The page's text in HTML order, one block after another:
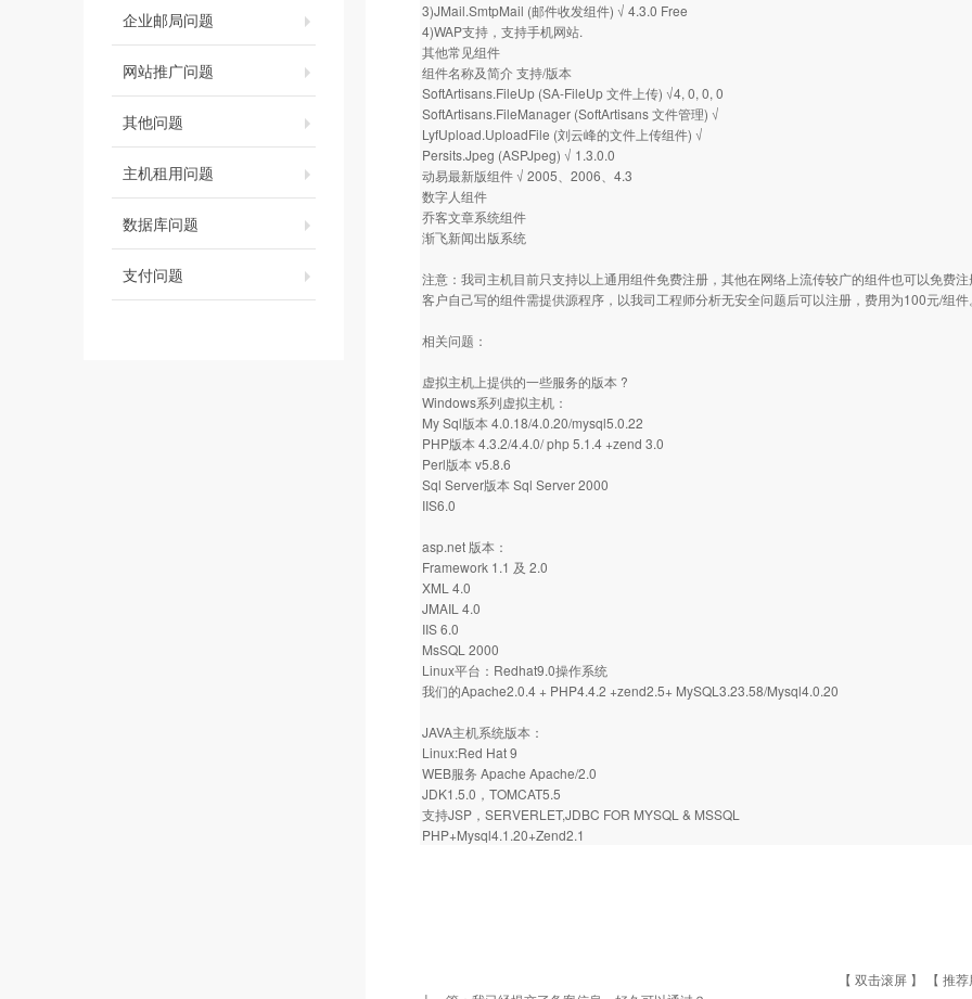
企业邮局问题
网站推广问题
其他问题
主机租用问题
数据库问题
支付问题
3)JMail.SmtpMail (邮件收发组件) √ 4.3.0 Free
4)WAP支持，支持手机网站.
其他常见组件
组件名称及简介 支持/版本
SoftArtisans.FileUp (SA-FileUp 文件上传) √4, 0, 0, 0
SoftArtisans.FileManager (SoftArtisans 文件管理) √
LyfUpload.UploadFile (刘云峰的文件上传组件) √
Persits.Jpeg (ASPJpeg) √ 1.3.0.0
动易最新版组件 √ 2005、2006、4.3
数字人组件
乔客文章系统组件
渐飞新闻出版系统
注意：我司主机目前只支持以上通用组件免费注册，其他在网络上流传较广的组件也可以免费注
客户自己写的组件需提供源程序，以我司工程师分析无安全问题后可以注册，费用为100元/组件
相关问题：
虚拟主机上提供的一些服务的版本 ?
Windows系列虚拟主机：
My Sql版本 4.0.18/4.0.20/mysql5.0.22
PHP版本 4.3.2/4.4.0/ php 5.1.4 +zend 3.0
Perl版本 v5.8.6
Sql Server版本 Sql Server 2000
IIS6.0
asp.net 版本：
Framework 1.1 及 2.0
XML 4.0
JMAIL 4.0
IIS 6.0
MsSQL 2000
Linux平台：Redhat9.0操作系统
我们的Apache2.0.4 + PHP4.4.2 +zend2.5+ MySQL3.23.58/Mysql4.0.20
JAVA主机系统版本：
Linux:Red Hat 9
WEB服务 Apache Apache/2.0
JDK1.5.0，TOMCAT5.5
支持JSP，SERVERLET,JDBC FOR MYSQL & MSSQL
PHP+Mysql4.1.20+Zend2.1
【 双击滚屏 】 【 推荐